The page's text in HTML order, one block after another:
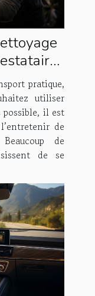
pratique,
utiliser
il est
de
de
de se